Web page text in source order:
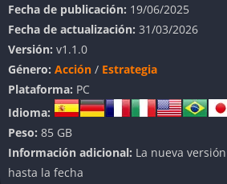
Inspirado en doctrinas militares
Arrow permite recrear enfrentamientos
avanzada, la logística detallada y la
unidades son claves para la victoria.
desde el posicionamiento de un
despliegue de refuerzos aéreos, puede
desenlace de la operación.
👉 Características de
Fecha de publicación: 19/06/2025
Fecha de actualización: 31/03/2026
Versión: v1.1.0
Género: Acción / Estrategia
Plataforma: PC
Idioma:
Peso: 85 GB
Información adicional: La nueva
hasta la fecha